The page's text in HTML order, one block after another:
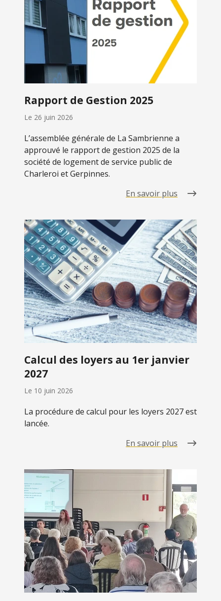
Rapport de Gestion 2025
Le 26 juin 2026
L’assemblée générale de La Sambrienne a
approuvé le rapport de gestion 2025 de la
société de logement de service public de
Charleroi et Gerpinnes.
En savoir plus
Calcul des loyers au 1er janvier
2027
Le 10 juin 2026
La procédure de calcul pour les loyers 2027 est
lancée.
En savoir plus